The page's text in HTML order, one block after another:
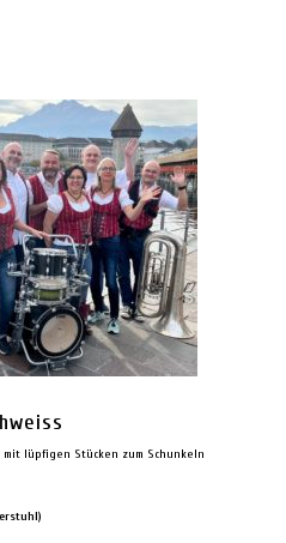
lüpfigen Stücken zum Schunkeln